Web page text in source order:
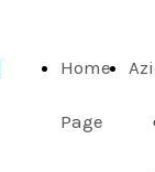
Home
Page